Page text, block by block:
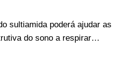
sultiamida poderá ajudar as
do sono a respirar…